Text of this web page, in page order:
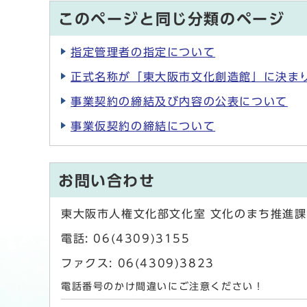
このページと同じ分類のページ
指定管理者の指定について
正式名称が「東大阪市文化創造館」に決ま
事業契約の締結及び内容の公表について
事業仮契約の締結について
お問い合わせ
東大阪市人権文化部文化室 文化のまち推進課
電話: 06(4309)3155
ファクス: 06(4309)3823
電話番号のかけ間違いにご注意ください！